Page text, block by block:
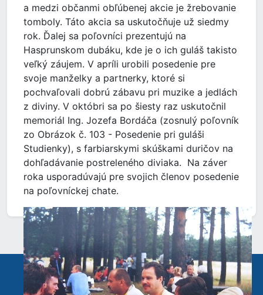
a medzi občanmi obľúbenej akcie je žrebovanie
tomboly. Táto akcia sa uskutočňuje už siedmy
rok. Ďalej sa poľovníci prezentujú na
Hasprunskom dubáku, kde je o ich guláš takisto
veľký záujem. V apríli urobili posedenie pre
svoje manželky a partnerky, ktoré si
pochvaľovali dobrú zábavu pri muzike a jedlách
z diviny. V októbri sa po šiesty raz uskutočnil
memoriál Ing. Jozefa Bordáča (zosnulý poľovník
zo Obrázok č. 103 - Posedenie pri guláši
Studienky), s farbiarskymi skúškami duričov na
dohľadávanie postreleného diviaka. Na záver
roka usporadúvajú pre svojich členov posedenie
na poľovníckej chate.